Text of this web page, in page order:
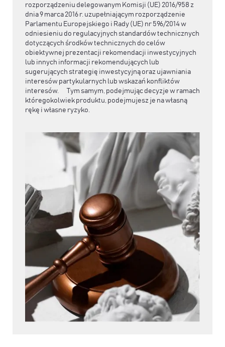
rozporządzeniu delegowanym Komisji (UE) 2016/958 z
dnia 9 marca 2016 r. uzupełniającym rozporządzenie
Parlamentu Europejskiego i Rady (UE) nr 596/2014 w
odniesieniu do regulacyjnych standardów technicznych
dotyczących środków technicznych do celów
obiektywnej prezentacji rekomendacji inwestycyjnych
lub innych informacji rekomendujących lub
sugerujących strategię inwestycyjną oraz ujawniania
interesów partykularnych lub wskazań konfliktów
interesów. Tym samym, podejmując decyzje w ramach
któregokolwiek produktu, podejmujesz je na własną
rękę i własne ryzyko.